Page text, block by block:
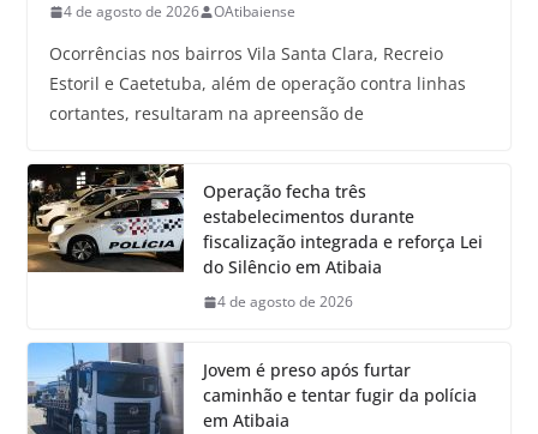
4 de agosto de 2026 OAtibaiense
Ocorrências nos bairros Vila Santa Clara, Recreio
Estoril e Caetetuba, além de operação contra linhas
cortantes, resultaram na apreensão de
Operação fecha três
estabelecimentos durante
fiscalização integrada e reforça Lei
do Silêncio em Atibaia
4 de agosto de 2026
Jovem é preso após furtar
caminhão e tentar fugir da polícia
em Atibaia